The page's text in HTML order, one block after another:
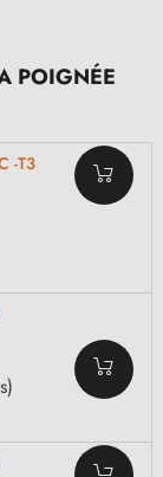
POIGNÉE
-T3